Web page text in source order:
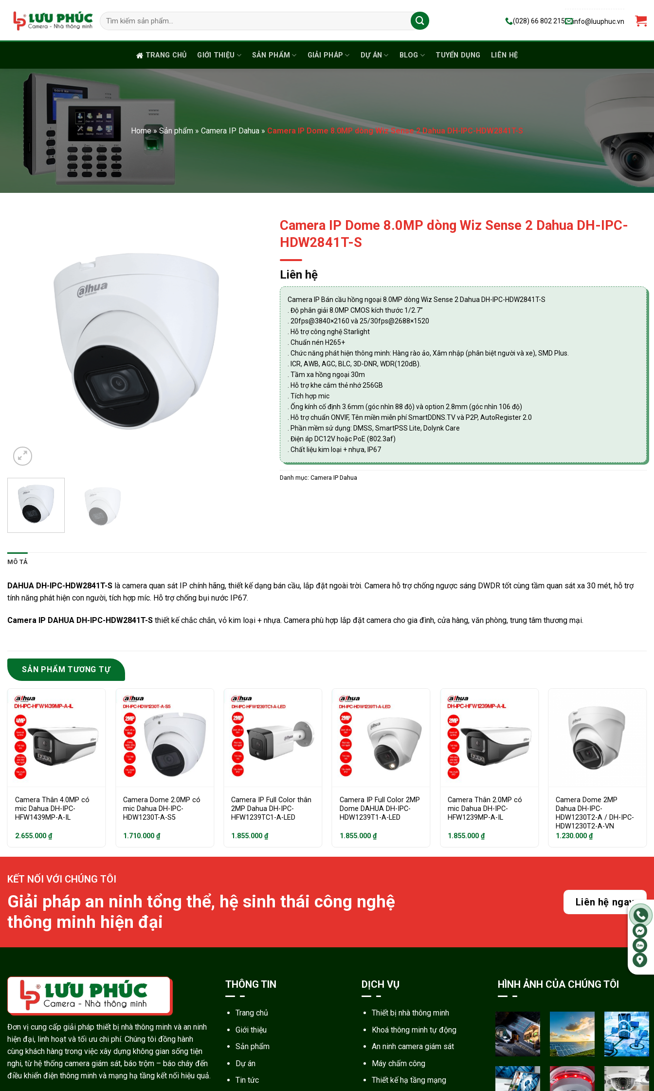
content
Tìm
kiếm:
(028) 66 802 215 info@luuphuc.vn
TRANG CHỦ GIỚI THIỆU SẢN PHẨM GIẢI PHÁP DỰ ÁN BLOG TUYỂN DỤNG LIÊN HỆ
Home»Sản phẩm » Camera IP Dahua » Camera IP Dome 8.0MP dòng Wiz Sense 2 Dahua DH-IPC-HDW2841T-S
Camera IP Dome 8.0MP dòng Wiz Sense 2 Dahua DH-IPC-
HDW2841T-S
Liên hệ
Camera IP Bán cầu hồng ngoại 8.0MP dòng Wiz Sense 2 Dahua DH-IPC-HDW2841T-S
. Độ phân giải 8.0MP CMOS kích thước 1/2.7”
. 20fps@3840×2160 và 25/30fps@2688×1520
. Hỗ trợ công nghệ Starlight
. Chuẩn nén H265+
. Chức năng phát hiện thông minh: Hàng rào ảo, Xâm nhập (phân biệt người và xe), SMD Plus.
. ICR, AWB, AGC, BLC, 3D-DNR, WDR(120dB).
. Tầm xa hồng ngoại 30m
. Hỗ trợ khe cắm thẻ nhớ 256GB
. Tích hợp mic
. Ống kính cố định 3.6mm (góc nhìn 88 độ) và option 2.8mm (góc nhìn 106 độ)
. Hỗ trợ chuẩn ONVIF, Tên miền miễn phí SmartDDNS.TV và P2P, AutoRegister 2.0
. Phần mềm sử dụng: DMSS, SmartPSS Lite, Dolynk Care
. Điện áp DC12V hoặc PoE (802.3af)
. Chất liệu kim loại + nhựa, IP67
Danh mục: Camera IP Dahua
MÔ TẢ
DAHUA DH-IPC-HDW2841T-S là camera quan sát IP chính hãng, thiết kế dạng bán cầu, lắp đặt ngoài trời. Camera hỗ trợ chống ngược sáng DWDR tốt cùng tầm quan sát xa 30 mét, hỗ trợ
tính năng phát hiện con người, tích hợp míc. Hỗ trợ chống bụi nước IP67.
Camera IP DAHUA DH-IPC-HDW2841T-S thiết kế chắc chắn, vỏ kim loại + nhựa. Camera phù hợp lắp đặt camera cho gia đình, cửa hàng, văn phòng, trung tâm thương mại.
SẢN PHẨM TƯƠNG TỰ
Camera Thân 4.0MP có
mic Dahua DH-IPC-
HFW1439MP-A-IL
2.655.000 ₫
Camera Dome 2.0MP có
mic Dahua DH-IPC-
HDW1230T-A-S5
1.710.000₫
Camera IP Full Color thân
2MP Dahua DH-IPC-
HFW1239TC1-A-LED
1.855.000₫
Camera IP Full Color 2MP
Dome DAHUA DH-IPC-
HDW1239T1-A-LED
1.855.000 ₫
Camera Thân 2.0MP có
mic Dahua DH-IPC-
HFW1239MP-A-IL
1.855.000₫
Camera Dome 2MP
Dahua DH-IPC-
HDW1230T2-A / DH-IPC-
HDW1230T2-A-VN
1.230.000₫
KẾT NỐI VỚI CHÚNG TÔI
Giải pháp an ninh tổng thể, hệ sinh thái công nghệ
thông minh hiện đại
Liên hệ ngay
Đơn vị cung cấp giải pháp thiết bị nhà thông minh và an ninh
hiện đại, linh hoạt và tối ưu chi phí. Chúng tôi đồng hành
cùng khách hàng trong việc xây dựng không gian sống tiện
nghi, từ hệ thống camera giám sát, báo trộm – báo cháy đến
điều khiển điện thông minh và mạng hạ tầng kết nối hiệu quả.
THÔNG TIN
Trang chủ
Giới thiệu
Sản phẩm
Dự án
Tin tức
DỊCH VỤ
Thiết bị nhà thông minh
Khoá thông minh tự động
An ninh camera giám sát
Máy chấm công
Thiết kế hạ tầng mạng
HÌNH ẢNH CỦA CHÚNG TÔI